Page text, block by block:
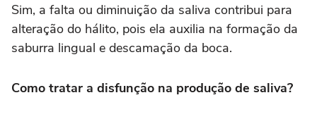
Sim, a falta ou diminuição da saliva contribui para
alteração do hálito, pois ela auxilia na formação da
saburra lingual e descamação da boca.
Como tratar a disfunção na produção de saliva?